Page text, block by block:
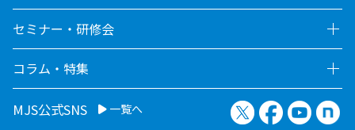
セミナー・研修会
コラム・特集
MJS公式SNS 一覧へ X（旧Twitter）
Facebook